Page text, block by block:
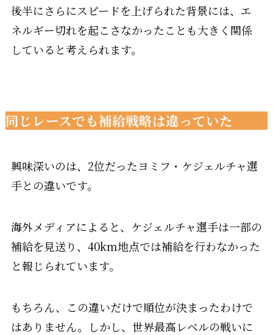
後半にさらにスピードを上げられた背景には、エ
ネルギー切れを起こさなかったことも大きく関係
していると考えられます。
同じレースでも補給戦略は違っていた
興味深いのは、2位だったヨミフ・ケジェルチャ選
手との違いです。
海外メディアによると、ケジェルチャ選手は一部の
補給を見送り、40km地点では補給を行わなかった
と報じられています。
もちろん、この違いだけで順位が決まったわけで
はありません。しかし、世界最高レベルの戦いに